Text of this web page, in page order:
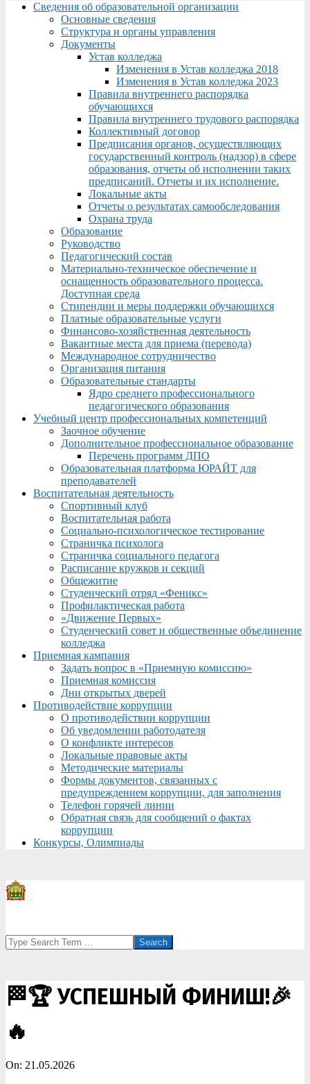
Menu
Сведения об образовательной организации
Основные сведения
Структура и органы управления
Документы
Устав колледжа
Изменения в Устав колледжа 2018
Изменения в Устав колледжа 2023
Правила внутреннего распорядка
обучающихся
Правила внутреннего трудового распорядка
Коллективный договор
Предписания органов, осуществляющих
государственный контроль (надзор) в сфере
образования, отчеты об исполнении таких
предписаний. Отчеты и их исполнение.
Локальные акты
Отчеты о результатах самообследования
Охрана труда
Образование
Руководство
Педагогический состав
Материально-техническое обеспечение и
оснащенность образовательного процесса.
Доступная среда
Стипендии и меры поддержки обучающихся
Платные образовательные услуги
Финансово-хозяйственная деятельность
Вакантные места для приема (перевода)
Международное сотрудничество
Организация питания
Образовательные стандарты
Ядро среднего профессионального
педагогического образования
Учебный центр профессиональных компетенций
Заочное обучение
Дополнительное профессиональное образование
Перечень программ ДПО
Образовательная платформа ЮРАЙТ для
преподавателей
Воспитательная деятельность
Спортивный клуб
Воспитательная работа
Социально-психологическое тестирование
Страничка психолога
Страничка социального педагога
Расписание кружков и секций
Общежитие
Студенческий отряд «Феникс»
Профилактическая работа
«Движение Первых»
Студенческий совет и общественные объединение
колледжа
Приемная кампания
Задать вопрос в «Приемную комиссию»
Приемная комиссия
Дни открытых дверей
Противодействие коррупции
О противодействии коррупции
Об уведомлении работодателя
О конфликте интересов
Локальные правовые акты
Методические материалы
Формы документов, связанных с
предупреждением коррупции, для заполнения
Телефон горячей линии
Обратная связь для сообщений о фактах
коррупции
Конкурсы, Олимпиады
Search
🏁🏆 УСПЕШНЫЙ ФИНИШ!🎉
🔥
On: 21.05.2026